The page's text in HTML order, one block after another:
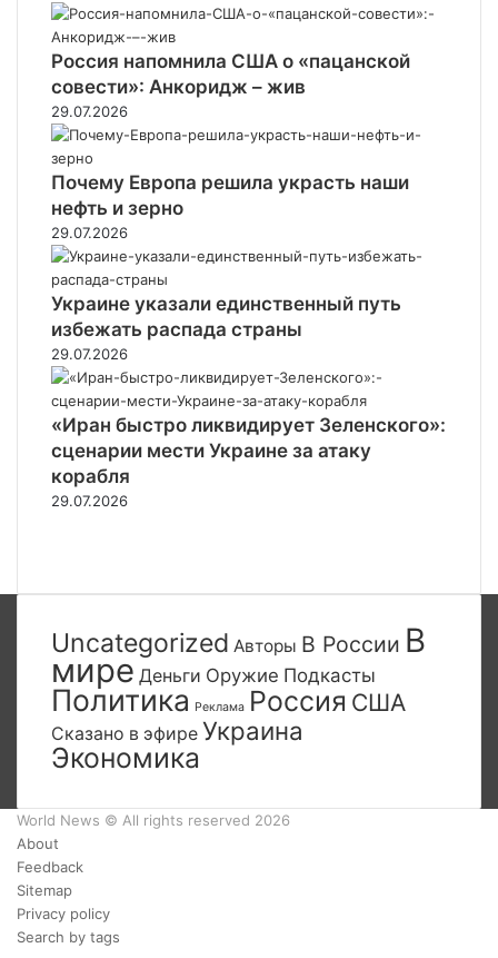
Россия напомнила США о «пацанской
совести»: Анкоридж – жив
29.07.2026
Почему Европа решила украсть наши
нефть и зерно
29.07.2026
Украине указали единственный путь
избежать распада страны
29.07.2026
«Иран быстро ликвидирует Зеленского»:
сценарии мести Украине за атаку
корабля
29.07.2026
Uncategorized Авторы В России В
мире Деньги Оружие Подкасты
Политика Реклама Россия США
Сказано в эфире Украина
Экономика
World News © All rights reserved 2026
About
Feedback
Sitemap
Privacy policy
Search by tags